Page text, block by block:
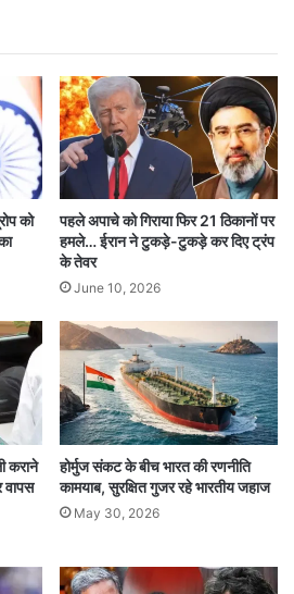
रिएक्शन
पर सोशल मीडिया यूजर्स जमकर
लोगों ने मजाकिया अंदाज में
मजाक में शादी पर गाना बनाने की
ने गाने को एंटरटेनिंग बताया
की मांग भी की।
आ चुके हैं और कमेंट सेक्शन में
रिएक्शन देखने को मिल रहे हैं। कुछ
पुरानी वायरल शैली की वापसी
के जरिए सोशल मीडिया पर अलग
को
पहले अपाचे को गिराया फिर 21 ठिकानों पर
हमले… ईरान ने टुकड़े-टुकड़े कर दिए ट्रंप
के तेवर
June 10, 2026
कराने
वापस
होर्मुज संकट के बीच भारत की रणनीति
कामयाब, सुरक्षित गुजर रहे भारतीय जहाज
May 30, 2026